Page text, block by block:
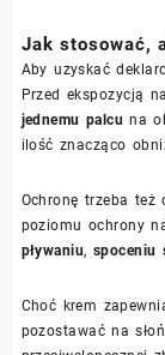
Jak stosować,
Aby uzyskać
Przed ekspozycją
jednemu palcu na
ilość znacząco
Ochronę trzeba też
poziomu ochrony
pływaniu, spoceniu
Choć krem
pozostawać na